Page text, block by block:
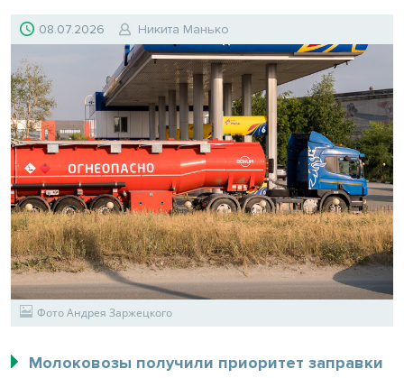
08.07.2026 Никита Манько
Фото Андрея Заржецкого
Молоковозы получили приоритет заправки